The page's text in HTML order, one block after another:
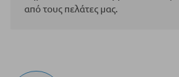
από τους πελάτες μας.